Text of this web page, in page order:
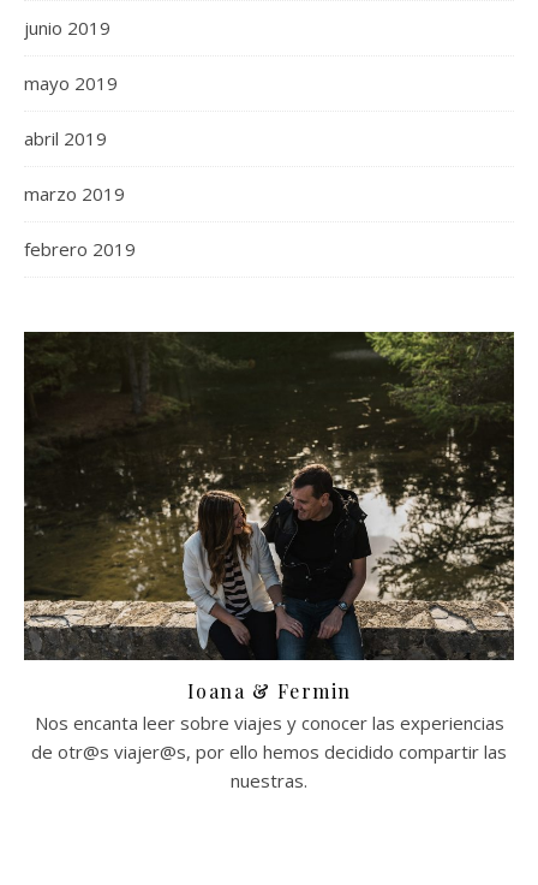
junio 2019
mayo 2019
abril 2019
marzo 2019
febrero 2019
Ioana & Fermin
Nos encanta leer sobre viajes y conocer las experiencias
de otr@s viajer@s, por ello hemos decidido compartir las
nuestras.